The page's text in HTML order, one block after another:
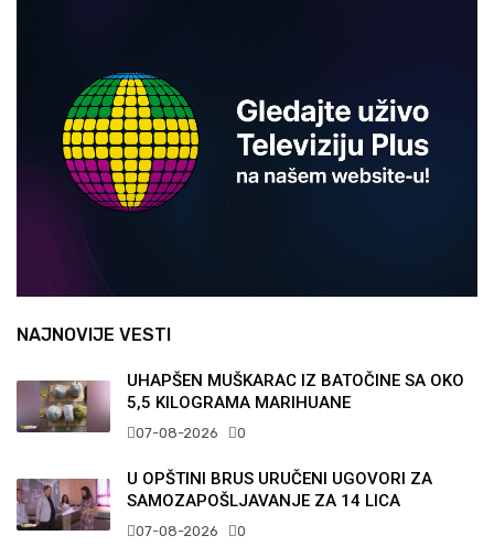
NAJNOVIJE VESTI
UHAPŠEN MUŠKARAC IZ BATOČINE SA OKO
5,5 KILOGRAMA MARIHUANE
07-08-2026 0
U OPŠTINI BRUS URUČENI UGOVORI ZA
SAMOZAPOŠLJAVANJE ZA 14 LICA
07-08-2026 0